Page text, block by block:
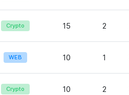
Crypto 15 2
WEB 10 1
Crypto 10 2